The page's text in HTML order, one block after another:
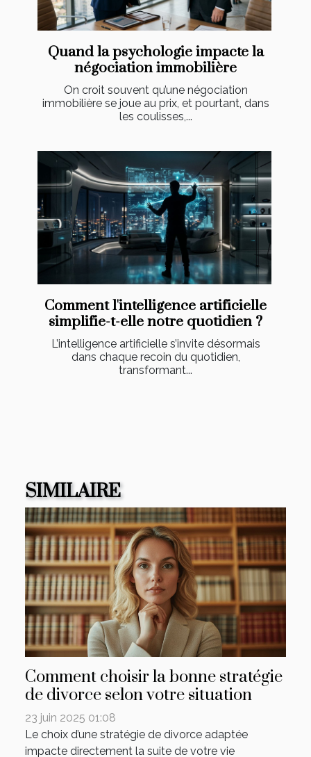
Quand la psychologie impacte la
négociation immobilière
On croit souvent qu’une négociation
immobilière se joue au prix, et pourtant, dans
les coulisses,...
Comment l'intelligence artificielle
simplifie-t-elle notre quotidien ?
L’intelligence artificielle s’invite désormais
dans chaque recoin du quotidien,
transformant...
SIMILAIRE
Comment choisir la bonne stratégie
de divorce selon votre situation
23 juin 2025 01:08
Le choix d’une stratégie de divorce adaptée
impacte directement la suite de votre vie